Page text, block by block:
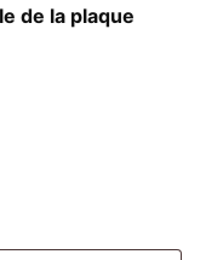
de la plaque